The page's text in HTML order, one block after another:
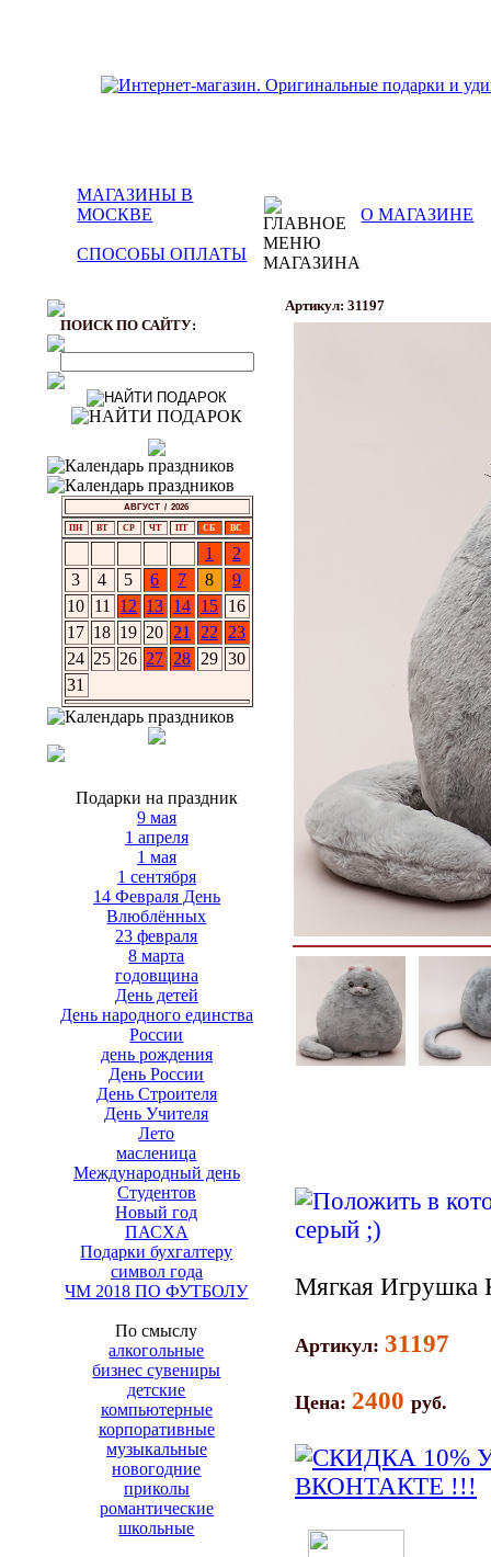
МАГАЗИНЫ В
МОСКВЕ
О МАГАЗИНЕ
СПОСОБЫ ОПЛАТЫ
ПОИСК ПО САЙТУ:
АВГУСТ / 2026
ПН ВТ СР ЧТ ПТ СБ ВС
1
2
3
4 5 6 7 8
9
10 11 12 13 14 15 16
17 18 19 20 21 22
23
24 25 26 27 28 29 30
31
Подарки на праздник
9 мая
1 апреля
1 мая
1 сентября
14 Февраля День
Влюблённых
23 февраля
8 марта
годовщина
День детей
День народного единства
России
день рождения
День России
День Строителя
День Учителя
Лето
масленица
Международный день
Студентов
Новый год
ПАСХА
Подарки бухгалтеру
символ года
ЧМ 2018 ПО ФУТБОЛУ
По смыслу
алкогольные
бизнес сувениры
детские
компьютерные
корпоративные
музыкальные
новогодние
приколы
романтические
школьные
Артикул: 31197
Мягкая Игрушка
Артикул: 31197
Цена: 2400 руб.